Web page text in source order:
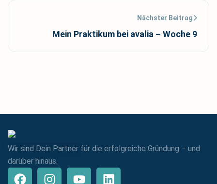
Nächster Beitrag
Mein Praktikum bei avalia – Woche 9
Wir sind Dein Partner für die erfolgreiche Gründung – und
darüber hinaus.